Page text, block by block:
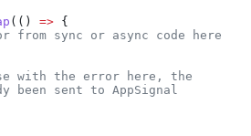
(() => {
from sync or async code here
with the error here, the
been sent to AppSignal